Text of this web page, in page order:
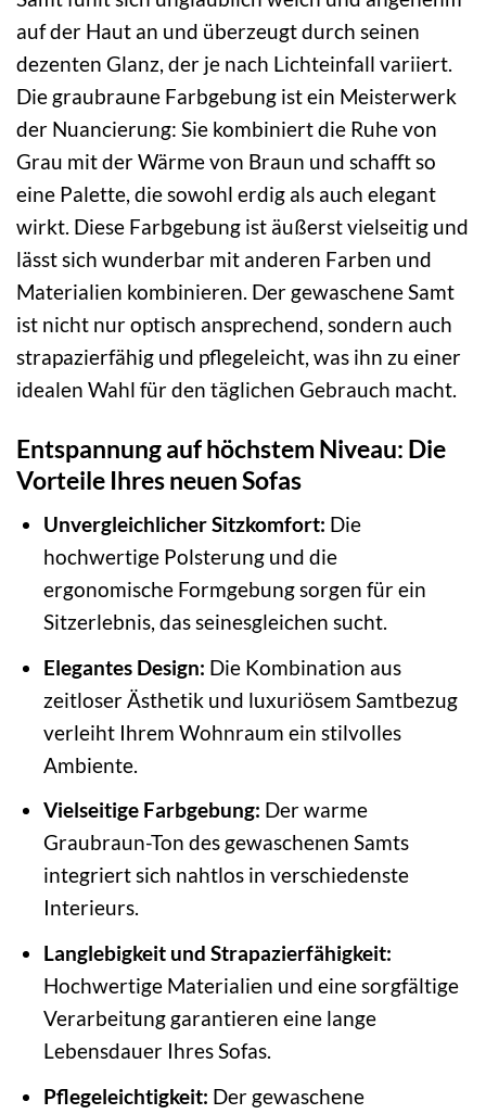
auf der Haut an und überzeugt durch seinen
dezenten Glanz, der je nach Lichteinfall variiert.
Die graubraune Farbgebung ist ein Meisterwerk
der Nuancierung: Sie kombiniert die Ruhe von
Grau mit der Wärme von Braun und schafft so
eine Palette, die sowohl erdig als auch elegant
wirkt. Diese Farbgebung ist äußerst vielseitig und
lässt sich wunderbar mit anderen Farben und
Materialien kombinieren. Der gewaschene Samt
ist nicht nur optisch ansprechend, sondern auch
strapazierfähig und pflegeleicht, was ihn zu einer
idealen Wahl für den täglichen Gebrauch macht.
Entspannung auf höchstem Niveau: Die
Vorteile Ihres neuen Sofas
Unvergleichlicher Sitzkomfort: Die
hochwertige Polsterung und die
ergonomische Formgebung sorgen für ein
Sitzerlebnis, das seinesgleichen sucht.
Elegantes Design: Die Kombination aus
zeitloser Ästhetik und luxuriösem Samtbezug
verleiht Ihrem Wohnraum ein stilvolles
Ambiente.
Vielseitige Farbgebung: Der warme
Graubraun-Ton des gewaschenen Samts
integriert sich nahtlos in verschiedenste
Interieurs.
Langlebigkeit und Strapazierfähigkeit:
Hochwertige Materialien und eine sorgfältige
Verarbeitung garantieren eine lange
Lebensdauer Ihres Sofas.
Pflegeleichtigkeit: Der gewaschene